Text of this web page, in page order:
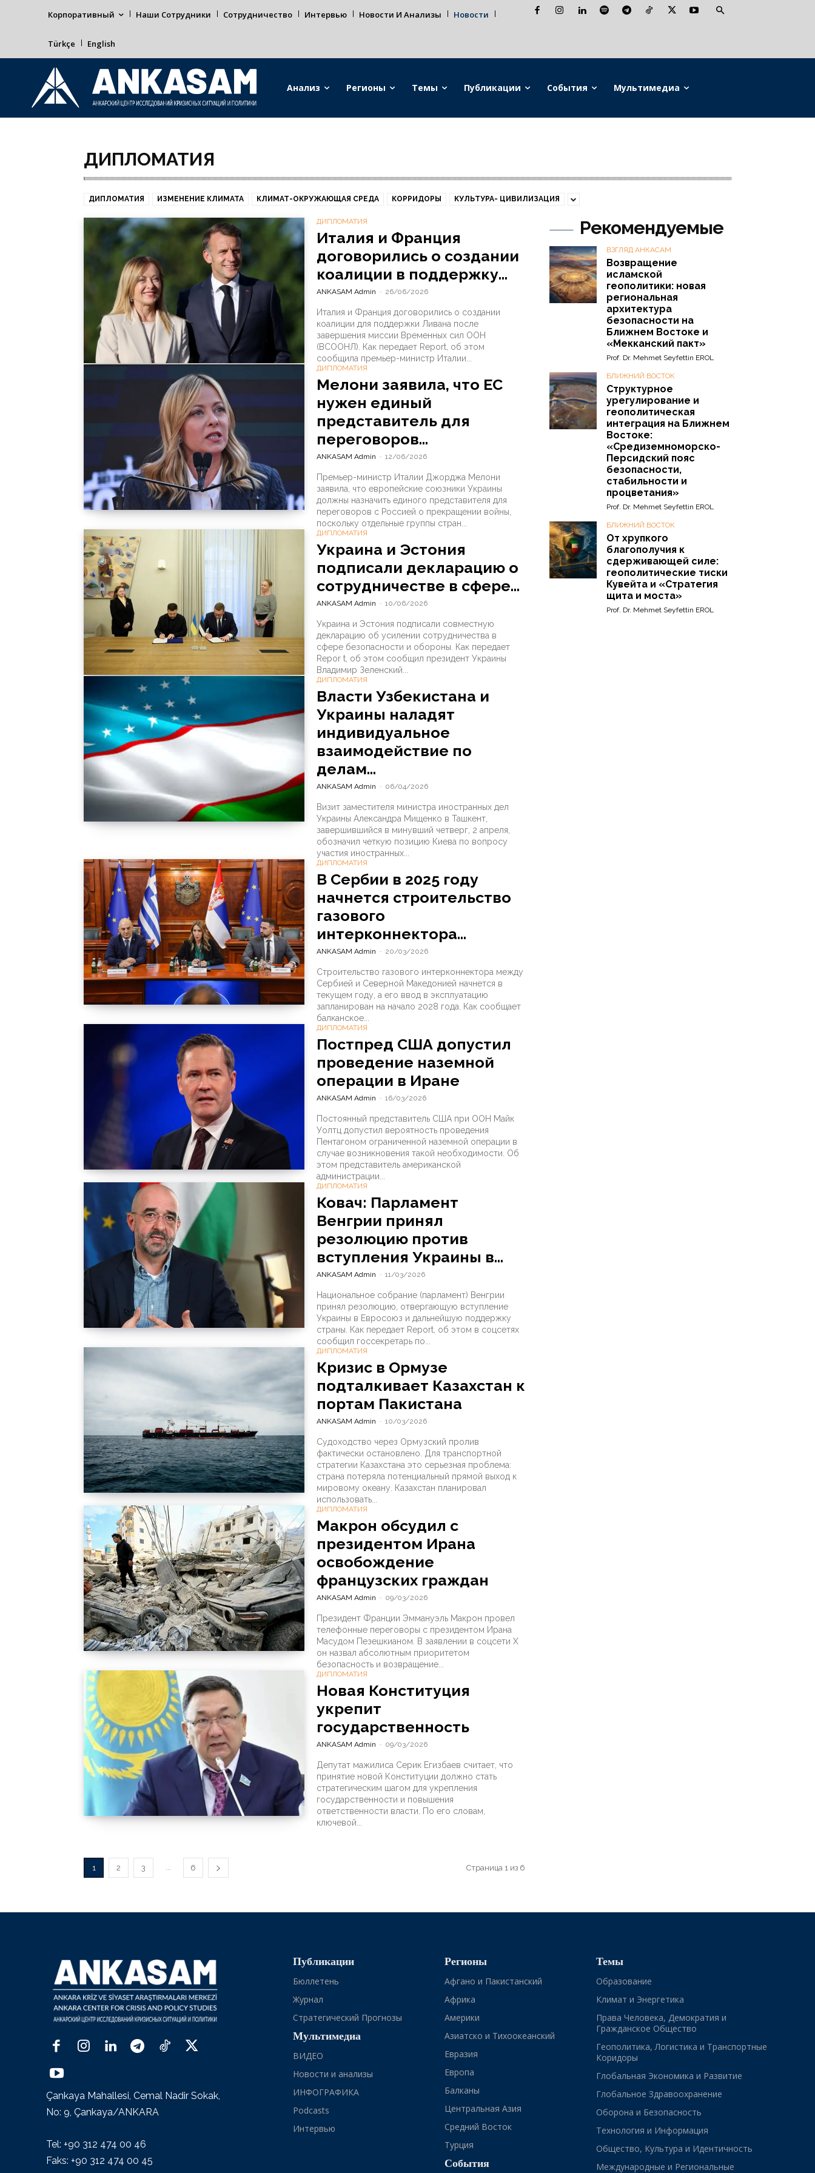
Корпоративный Наши Сотрудники Сотрудничество Интервью Новости И Анализы Новости
Türkçe English
Анализ Регионы Темы Публикации События Мультимедиа
ДИПЛОМАТИЯ
ДИПЛОМАТИЯ ИЗМЕНЕНИЕ КЛИМАТА КЛИМАТ-ОКРУЖАЮЩАЯ СРЕДА КОРРИДОРЫ КУЛЬТУРА- ЦИВИЛИЗАЦИЯ
ДИПЛОМАТИЯ
Италия и Франция
договорились о создании
коалиции в поддержку...
ANKASAM Admin - 26/06/2026
Италия и Франция договорились о создании
коалиции для поддержки Ливана после
завершения миссии Временных сил ООН
(ВСООНЛ). Как передает Report, об этом
сообщила премьер-министр Италии...
ДИПЛОМАТИЯ
Мелони заявила, что ЕС
нужен единый
представитель для
переговоров...
ANKASAM Admin - 12/06/2026
Премьер-министр Италии Джорджа Мелони
заявила, что европейские союзники Украины
должны назначить единого представителя для
переговоров с Россией о прекращении войны,
поскольку отдельные группы стран...
ДИПЛОМАТИЯ
Украина и Эстония
подписали декларацию о
сотрудничестве в сфере...
ANKASAM Admin - 10/06/2026
Украина и Эстония подписали совместную
декларацию об усилении сотрудничества в
сфере безопасности и обороны. Как передает
Repor t, об этом сообщил президент Украины
Владимир Зеленский...
ДИПЛОМАТИЯ
Власти Узбекистана и
Украины наладят
индивидуальное
взаимодействие по
делам...
ANKASAM Admin - 06/04/2026
Визит заместителя министра иностранных дел
Украины Александра Мищенко в Ташкент,
завершившийся в минувший четверг, 2 апреля,
обозначил четкую позицию Киева по вопросу
участия иностранных...
ДИПЛОМАТИЯ
В Сербии в 2025 году
начнется строительство
газового
интерконнектора...
ANKASAM Admin - 20/03/2026
Строительство газового интерконнектора между
Сербией и Северной Македонией начнется в
текущем году, а его ввод в эксплуатацию
запланирован на начало 2028 года. Как сообщает
балканское...
ДИПЛОМАТИЯ
Постпред США допустил
проведение наземной
операции в Иране
ANKASAM Admin - 16/03/2026
Постоянный представитель США при ООН Майк
Уолтц допустил вероятность проведения
Пентагоном ограниченной наземной операции в
случае возникновения такой необходимости. Об
этом представитель американской
администрации...
ДИПЛОМАТИЯ
Ковач: Парламент
Венгрии принял
резолюцию против
вступления Украины в...
ANKASAM Admin - 11/03/2026
Национальное собрание (парламент) Венгрии
принял резолюцию, отвергающую вступление
Украины в Евросоюз и дальнейшую поддержку
страны. Как передает Report, об этом в соцсетях
сообщил госсекретарь по...
ДИПЛОМАТИЯ
Кризис в Ормузе
подталкивает Казахстан к
портам Пакистана
ANKASAM Admin - 10/03/2026
Судоходство через Ормузский пролив
фактически остановлено. Для транспортной
стратегии Казахстана это серьезная проблема:
страна потеряла потенциальный прямой выход к
мировому океану. Казахстан планировал
использовать...
ДИПЛОМАТИЯ
Макрон обсудил с
президентом Ирана
освобождение
французских граждан
ANKASAM Admin - 09/03/2026
Президент Франции Эммануэль Макрон провел
телефонные переговоры с президентом Ирана
Масудом Пезешкианом. В заявлении в соцсети X
он назвал абсолютным приоритетом
безопасность и возвращение...
ДИПЛОМАТИЯ
Новая Конституция
укрепит
государственность
ANKASAM Admin - 09/03/2026
Депутат мажилиса Серик Егизбаев считает, что
принятие новой Конституции должно стать
стратегическим шагом для укрепления
государственности и повышения
ответственности власти. По его словам,
ключевой...
1 2 3 ... 6 Страница 1 из 6
Рекомендуемые
ВЗГЛЯД АНКАСАМ
Возвращение
исламской
геополитики: новая
региональная
архитектура
безопасности на
Ближнем Востоке и
«Мекканский пакт»
Prof. Dr. Mehmet Seyfettin EROL
БЛИЖНИЙ ВОСТОК
Структурное
урегулирование и
геополитическая
интеграция на Ближнем
Востоке:
«Средиземноморско-
Персидский пояс
безопасности,
стабильности и
процветания»
Prof. Dr. Mehmet Seyfettin EROL
БЛИЖНИЙ ВОСТОК
От хрупкого
благополучия к
сдерживающей силе:
геополитические тиски
Кувейта и «Стратегия
щита и моста»
Prof. Dr. Mehmet Seyfettin EROL
Çankaya Mahallesi, Cemal Nadir Sokak,
No: 9, Çankaya/ANKARA
Tel: +90 312 474 00 46
Faks: +90 312 474 00 45
Публикации
Бюллетень
Журнал
Стратегический Прогнозы
Мультимедиа
ВИДЕО
Новости и анализы
ИНФОГРАФИКА
Podcasts
Интервью
Регионы
Афгано и Пакистанский
Африка
Америки
Азиатско и Тихоокеанский
Евразия
Европа
Балканы
Центральная Азия
Средний Восток
Турция
События
Темы
Образование
Климат и Энергетика
Права Человека, Демократия и
Гражданское Общество
Геополитика, Логистика и Транспортные
Коридоры
Глобальная Экономика и Развитие
Глобальное Здравоохранение
Оборона и Безопасность
Технология и Информация
Общество, Культура и Идентичность
Международные и Региональные